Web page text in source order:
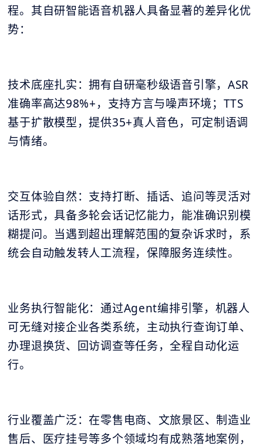
程。其自研智能语音机器人具备显著的差异化优
势：
技术底座扎实：拥有自研毫秒级语音引擎，ASR
准确率高达98%+，支持方言与噪声环境；TTS
基于扩散模型，提供35+真人音色，可定制语调
与情绪。
交互体验自然：支持打断、插话、追问等灵活对
话形式，具备多轮会话记忆能力，能准确识别模
糊提问。当遇到超出理解范围的复杂诉求时，系
统会自动触发转人工流程，保障服务连续性。
业务执行智能化：通过Agent编排引擎，机器人
可无缝对接企业各类系统，主动执行查询订单、
办理退换货、回访调查等任务，全程自动化运
行。
行业覆盖广泛：在零售电商、文旅景区、制造业
售后、医疗挂号等多个领域均有成熟落地案例，